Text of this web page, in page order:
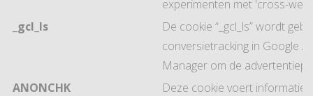
experimenten met 'cross-
_gcl_ls
De cookie “_gcl_ls” wordt
conversietracking in Google
Manager om de
ANONCHK
Deze cookie voert informatie